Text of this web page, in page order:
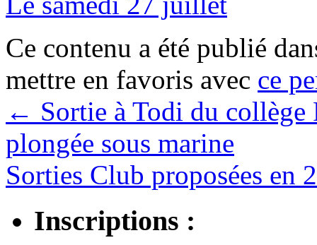
Ce contenu a été publié
mettre en favoris avec ce
← Sortie à Todi du
plongée sous marine
Sorties Club proposées en
Inscriptions :